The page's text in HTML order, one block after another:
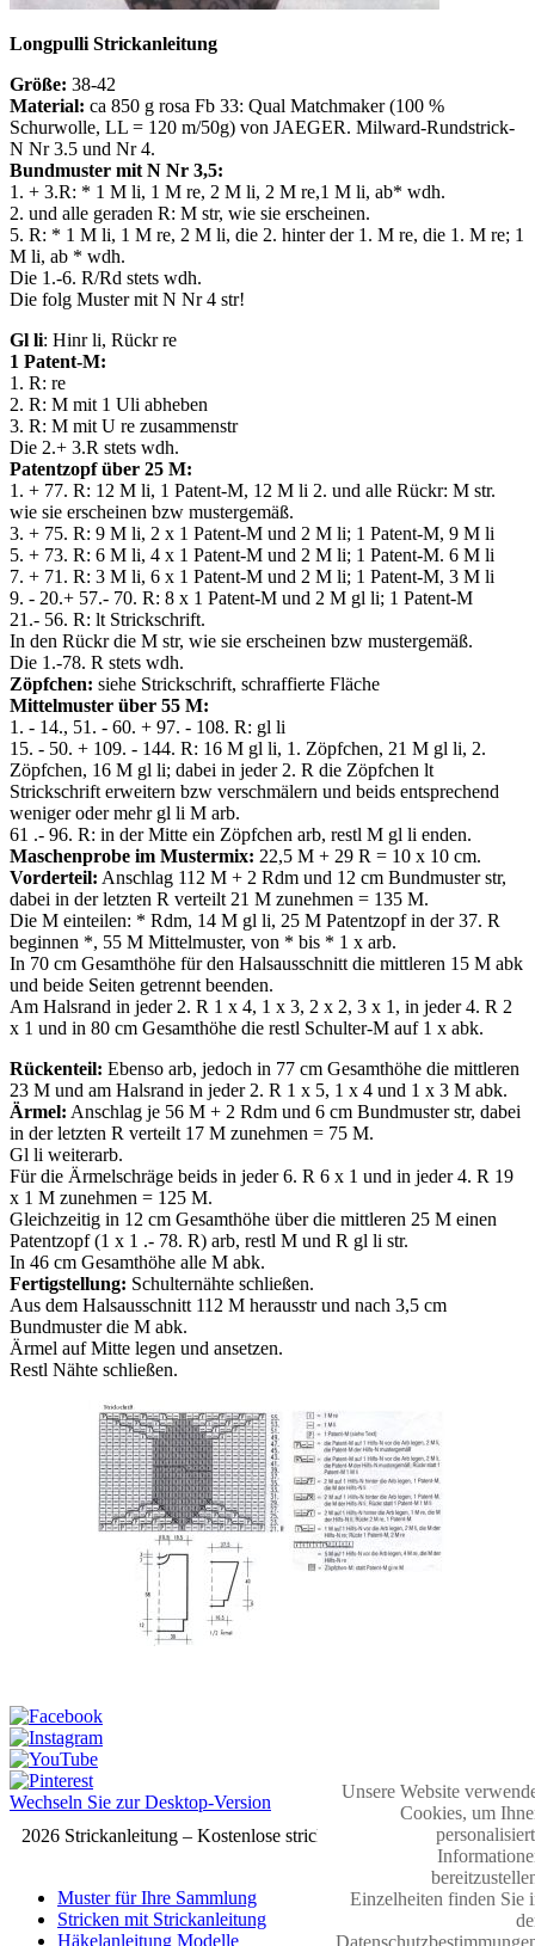
Longpulli Strickanleitung
Größe: 38-42
Material: ca 850 g rosa Fb 33: Qual Matchmaker (100 %
Schurwolle, LL = 120 m/50g) von JAEGER. Milward-Rundstrick-
N Nr 3.5 und Nr 4.
Bundmuster mit N Nr 3,5:
1. + 3.R: * 1 M li, 1 M re, 2 M li, 2 M re,1 M li, ab* wdh.
2. und alle geraden R: M str, wie sie erscheinen.
5. R: * 1 M li, 1 M re, 2 M li, die 2. hinter der 1. M re, die 1. M re; 1
M li, ab * wdh.
Die 1.-6. R/Rd stets wdh.
Die folg Muster mit N Nr 4 str!
Gl li: Hinr li, Rückr re
1 Patent-M:
1. R: re
2. R: M mit 1 Uli abheben
3. R: M mit U re zusammenstr
Die 2.+ 3.R stets wdh.
Patentzopf über 25 M:
1. + 77. R: 12 M li, 1 Patent-M, 12 M li 2. und alle Rückr: M str.
wie sie erscheinen bzw mustergemäß.
3. + 75. R: 9 M li, 2 x 1 Patent-M und 2 M li; 1 Patent-M, 9 M li
5. + 73. R: 6 M li, 4 x 1 Patent-M und 2 M li; 1 Patent-M. 6 M li
7. + 71. R: 3 M li, 6 x 1 Patent-M und 2 M li; 1 Patent-M, 3 M li
9. - 20.+ 57.- 70. R: 8 x 1 Patent-M und 2 M gl li; 1 Patent-M
21.- 56. R: lt Strickschrift.
In den Rückr die M str, wie sie erscheinen bzw mustergemäß.
Die 1.-78. R stets wdh.
Zöpfchen: siehe Strickschrift, schraffierte Fläche
Mittelmuster über 55 M:
1. - 14., 51. - 60. + 97. - 108. R: gl li
15. - 50. + 109. - 144. R: 16 M gl li, 1. Zöpfchen, 21 M gl li, 2.
Zöpfchen, 16 M gl li; dabei in jeder 2. R die Zöpfchen lt
Strickschrift erweitern bzw verschmälern und beids entsprechend
weniger oder mehr gl li M arb.
61 .- 96. R: in der Mitte ein Zöpfchen arb, restl M gl li enden.
Maschenprobe im Mustermix: 22,5 M + 29 R = 10 x 10 cm.
Vorderteil: Anschlag 112 M + 2 Rdm und 12 cm Bundmuster str,
dabei in der letzten R verteilt 21 M zunehmen = 135 M.
Die M einteilen: * Rdm, 14 M gl li, 25 M Patentzopf in der 37. R
beginnen *, 55 M Mittelmuster, von * bis * 1 x arb.
In 70 cm Gesamthöhe für den Halsausschnitt die mittleren 15 M abk
und beide Seiten getrennt beenden.
Am Halsrand in jeder 2. R 1 x 4, 1 x 3, 2 x 2, 3 x 1, in jeder 4. R 2
x 1 und in 80 cm Gesamthöhe die restl Schulter-M auf 1 x abk.
Rückenteil: Ebenso arb, jedoch in 77 cm Gesamthöhe die mittleren
23 M und am Halsrand in jeder 2. R 1 x 5, 1 x 4 und 1 x 3 M abk.
Ärmel: Anschlag je 56 M + 2 Rdm und 6 cm Bundmuster str, dabei
in der letzten R verteilt 17 M zunehmen = 75 M.
Gl li weiterarb.
Für die Ärmelschräge beids in jeder 6. R 6 x 1 und in jeder 4. R 19
x 1 M zunehmen = 125 M.
Gleichzeitig in 12 cm Gesamthöhe über die mittleren 25 M einen
Patentzopf (1 x 1 .- 78. R) arb, restl M und R gl li str.
In 46 cm Gesamthöhe alle M abk.
Fertigstellung: Schulternähte schließen.
Aus dem Halsausschnitt 112 M herausstr und nach 3,5 cm
Bundmuster die M abk.
Ärmel auf Mitte legen und ansetzen.
Restl Nähte schließen.
Wechseln Sie zur Desktop-Version
2026 Strickanleitung – Kostenlose strickmuster
Muster für Ihre Sammlung
Stricken mit Strickanleitung
Häkelanleitung Modelle
Unsere Website
Cookies, um
Einzelheiten finden Sie